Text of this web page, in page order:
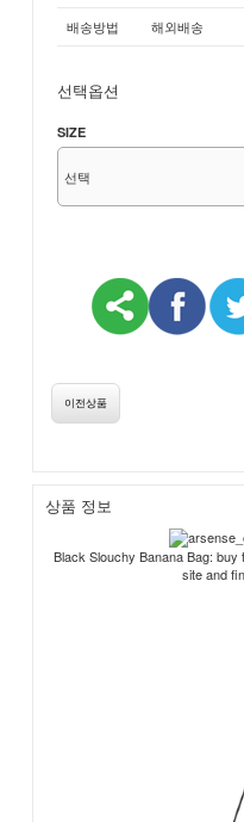
배송방법
해외배송
선택옵션
SIZE
이전상품
상품 정보
Black Slouchy Banana Bag:
site and